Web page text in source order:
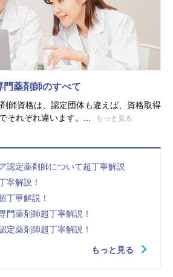
門薬剤師のすべて
師資格は、認定団体も違えば、資格取得
それぞれ違います。...
もっと見る
認定薬剤師について超丁寧解説
寧解説！
丁寧解説！
門薬剤師超丁寧解説！
定薬剤師超丁寧解説！
もっと見る